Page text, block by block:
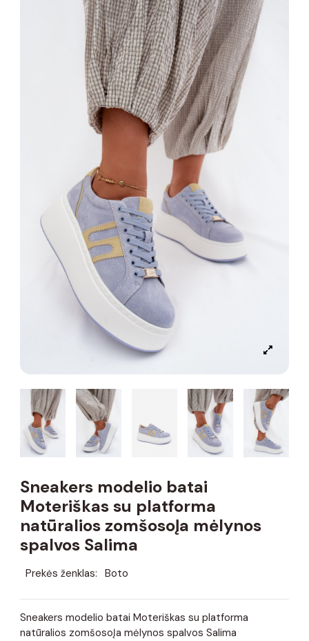
Sneakers modelio batai
Moteriškas su platforma
natūralios zomšosoĮa mėlynos
spalvos Salima
Prekės ženklas: Boto
Sneakers modelio batai Moteriškas su platforma
natūralios zomšosoĮa mėlynos spalvos Salima